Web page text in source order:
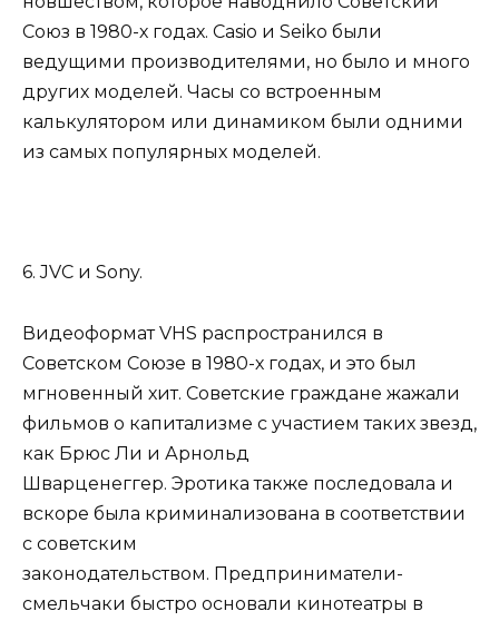
Союз в 1980-х годах. Casio и Seiko были
ведущими производителями, но было и много
других моделей. Часы со встроенным
калькулятором или динамиком были одними
из самых популярных моделей.
6. JVC и Sony.
Видеоформат VHS распространился в
Советском Союзе в 1980-х годах, и это был
мгновенный хит. Советские граждане жажали
фильмов о капитализме с участием таких звезд,
как Брюс Ли и Арнольд
Шварценеггер. Эротика также последовала и
вскоре была криминализована в соответствии
с советским
законодательством. Предприниматели-
смельчаки быстро основали кинотеатры в